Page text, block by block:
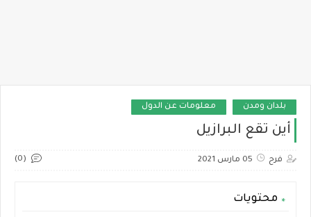
بلدان ومدن معلومات عن الدول
أين تقع البرازيل
فرح 05 مارس 2021 (0)
محتويات